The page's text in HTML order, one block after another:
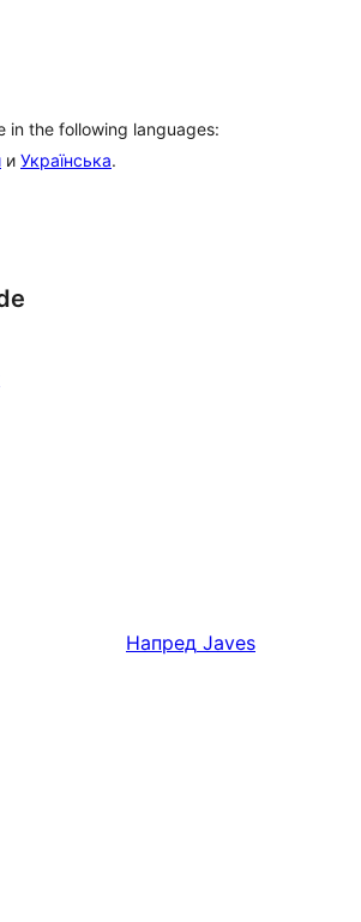
in the following languages:
и Українська.
Напред Javes